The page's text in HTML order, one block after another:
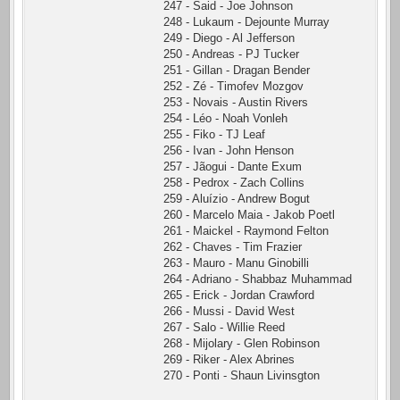
247 - Said - Joe Johnson
248 - Lukaum - Dejounte Murray
249 - Diego - Al Jefferson
250 - Andreas - PJ Tucker
251 - Gillan - Dragan Bender
252 - Zé - Timofev Mozgov
253 - Novais - Austin Rivers
254 - Léo - Noah Vonleh
255 - Fiko - TJ Leaf
256 - Ivan - John Henson
257 - Jãogui - Dante Exum
258 - Pedrox - Zach Collins
259 - Aluízio - Andrew Bogut
260 - Marcelo Maia - Jakob Poetl
261 - Maickel - Raymond Felton
262 - Chaves - Tim Frazier
263 - Mauro - Manu Ginobilli
264 - Adriano - Shabbaz Muhammad
265 - Erick - Jordan Crawford
266 - Mussi - David West
267 - Salo - Willie Reed
268 - Mijolary - Glen Robinson
269 - Riker - Alex Abrines
270 - Ponti - Shaun Livinsgton